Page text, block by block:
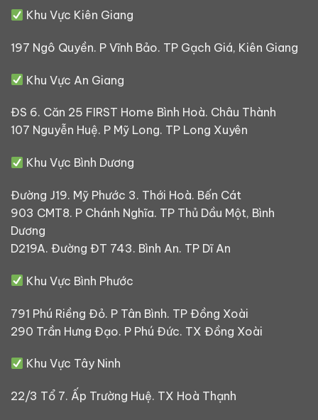
Khu Vực Kiên Giang
197 Ngô Quyền. P Vĩnh Bảo. TP Gạch Giá, Kiên Giang
Khu Vực An Giang
ĐS 6. Căn 25 FIRST Home Bình Hoà. Châu Thành
107 Nguyễn Huệ. P Mỹ Long. TP Long Xuyên
Khu Vực Bình Dương
Đường J19. Mỹ Phước 3. Thới Hoà. Bến Cát
903 CMT8. P Chánh Nghĩa. TP Thủ Dầu Một, Bình
Dương
D219A. Đường ĐT 743. Bình An. TP Dĩ An
Khu Vực Bình Phước
791 Phú Riềng Đỏ. P Tân Bình. TP Đồng Xoài
290 Trần Hưng Đạo. P Phú Đức. TX Đồng Xoài
Khu Vực Tây Ninh
22/3 Tổ 7. Ấp Trường Huệ. TX Hoà Thạnh